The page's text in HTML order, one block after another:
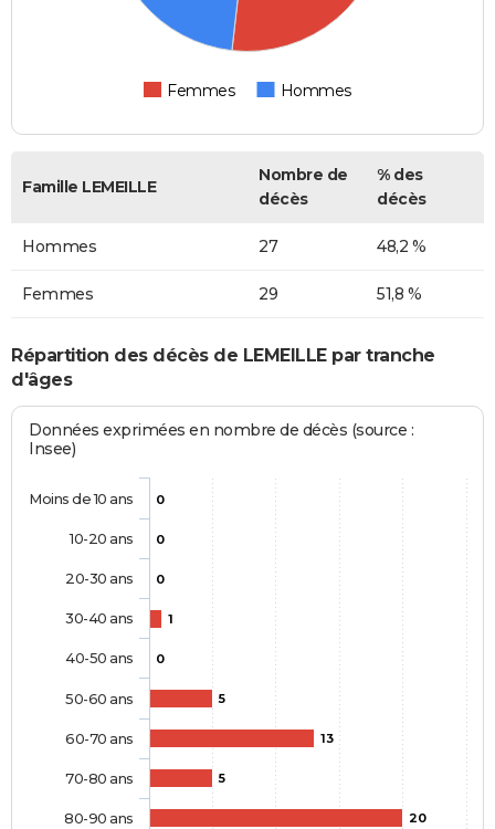
Femmes Hommes
Famille LEMEILLE
Nombre de
décès
% des
décès
Hommes 27 48,2 %
Femmes 29 51,8 %
Répartition des décès de LEMEILLE par tranche
d'âges
Données exprimées en nombre de décès (source :
Insee)
0
0
0
1
0
5
13
5
20
Moins de 10 ans
10-20 ans
20-30 ans
30-40 ans
40-50 ans
50-60 ans
60-70 ans
70-80 ans
80-90 ans